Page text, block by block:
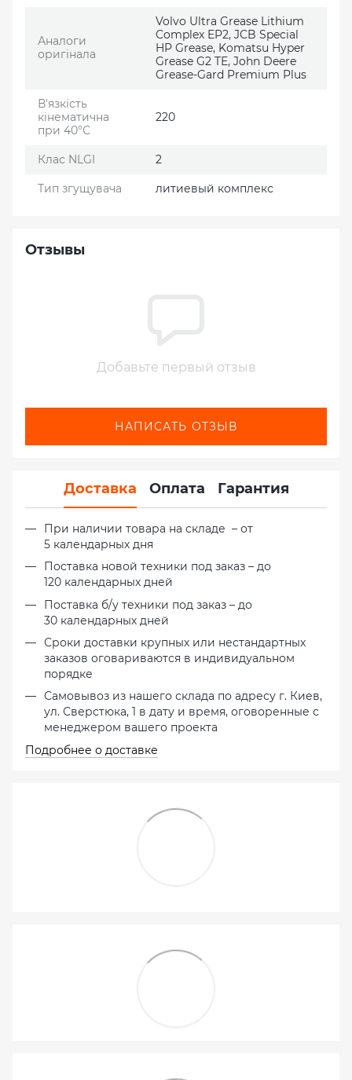
Аналоги
оригінала
Volvo Ultra Grease Lithium
Complex EP2, JCB Special
HP Grease, Komatsu Hyper
Grease G2 TE, John Deere
Grease-Gard Premium Plus
В'язкість
кінематична
при 40°С
220
Клас NLGI 2
Тип згущувача литиевый комплекс
Отзывы
Добавьте первый отзыв
НАПИСАТЬ ОТЗЫВ
Доставка Оплата Гарантия
При наличии товара на складе – от
5 календарных дня
Поставка новой техники под заказ – до
120 календарных дней
Поставка б/у техники под заказ – до
30 календарных дней
Сроки доставки крупных или нестандартных
заказов оговариваются в индивидуальном
порядке
Самовывоз из нашего склада по адресу г. Киев,
ул. Сверстюка, 1 в дату и время, оговоренные с
менеджером вашего проекта
Подробнее о доставке